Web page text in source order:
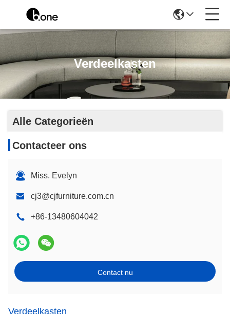
Verdeelkasten
Alle Categorieën
Contacteer ons
Miss. Evelyn
cj3@cjfurniture.com.cn
+86-13480604042
Contact nu
Verdeelkasten